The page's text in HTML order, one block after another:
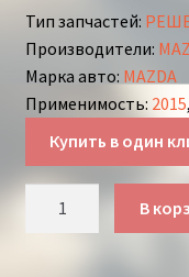
Тип запчастей:
Производители:
Марка авто: MAZDA
Применимость: 2015,
Купить в один
В